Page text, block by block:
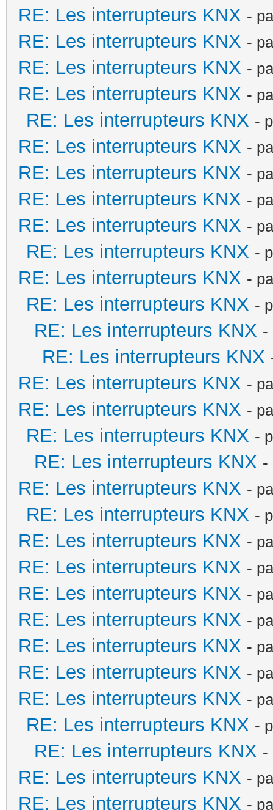
RE: Les interrupteurs KNX -
RE: Les interrupteurs KNX -
RE: Les interrupteurs KNX -
RE: Les interrupteurs KNX -
RE: Les interrupteurs KNX -
RE: Les interrupteurs KNX -
RE: Les interrupteurs KNX -
RE: Les interrupteurs KNX -
RE: Les interrupteurs KNX -
RE: Les interrupteurs KNX -
RE: Les interrupteurs KNX -
RE: Les interrupteurs KNX -
RE: Les interrupteurs KNX -
RE: Les interrupteurs KNX
RE: Les interrupteurs KNX -
RE: Les interrupteurs KNX -
RE: Les interrupteurs KNX -
RE: Les interrupteurs KNX -
RE: Les interrupteurs KNX -
RE: Les interrupteurs KNX -
RE: Les interrupteurs KNX -
RE: Les interrupteurs KNX -
RE: Les interrupteurs KNX -
RE: Les interrupteurs KNX -
RE: Les interrupteurs KNX -
RE: Les interrupteurs KNX -
RE: Les interrupteurs KNX -
RE: Les interrupteurs KNX -
RE: Les interrupteurs KNX -
RE: Les interrupteurs KNX -
RE: Les interrupteurs KNX -